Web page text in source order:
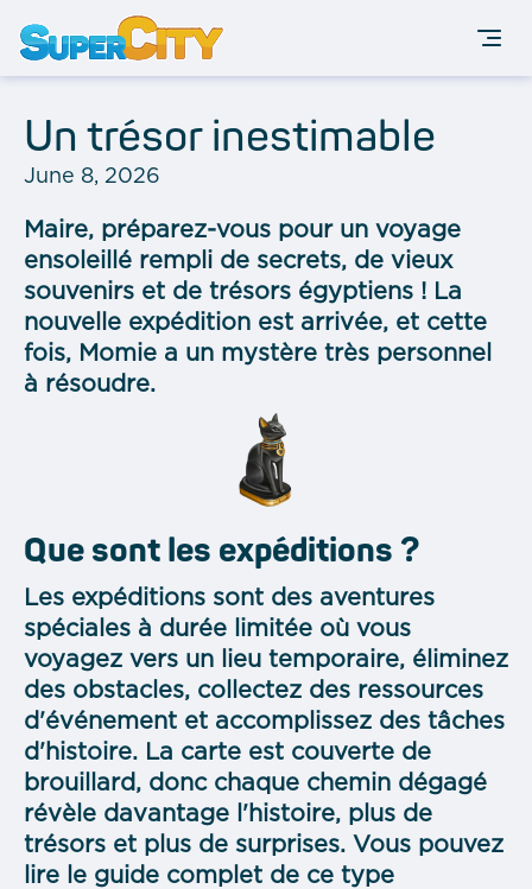
Un trésor inestimable
June 8, 2026
Maire, préparez-vous pour un voyage
ensoleillé rempli de secrets, de vieux
souvenirs et de trésors égyptiens ! La
nouvelle expédition est arrivée, et cette
fois, Momie a un mystère très personnel
à résoudre.
Que sont les expéditions ?
Les expéditions sont des aventures
spéciales à durée limitée où vous
voyagez vers un lieu temporaire, éliminez
des obstacles, collectez des ressources
d'événement et accomplissez des tâches
d'histoire. La carte est couverte de
brouillard, donc chaque chemin dégagé
révèle davantage l'histoire, plus de
trésors et plus de surprises. Vous pouvez
lire le guide complet de ce type